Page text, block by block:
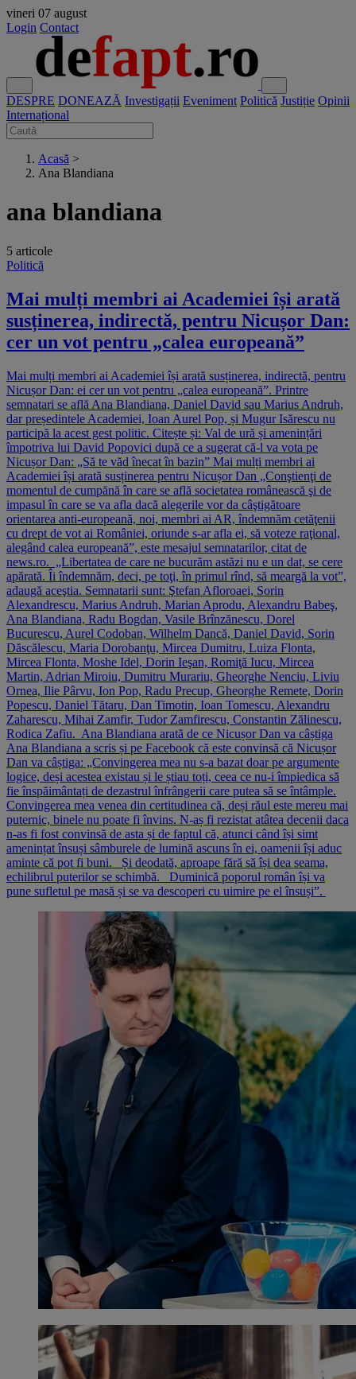
vineri 07 august
Login Contact
DESPRE DONEAZĂ Investigații Eveniment Politică Justiție Opinii
Internațional
Acasă >
Ana Blandiana
ana blandiana
5 articole
Politică
Mai mulți membri ai Academiei își arată
susținerea, indirectă, pentru Nicușor Dan:
cer un vot pentru „calea europeană”
Mai mulți membri ai Academiei își arată susținerea, indirectă, pentru
Nicușor Dan: ei cer un vot pentru „calea europeană”. Printre
semnatari se află Ana Blandiana, Daniel David sau Marius Andruh,
dar președintele Academiei, Ioan Aurel Pop, și Mugur Isărescu nu
participă la acest gest politic. Citește și: Val de ură și amenințări
împotriva lui David Popovici după ce a sugerat că-l va vota pe
Nicușor Dan: „Să te văd înecat în bazin” Mai mulți membri ai
Academiei își arată susținerea pentru Nicușor Dan „Conştienţi de
momentul de cumpănă în care se află societatea românească şi de
impasul în care se va afla dacă alegerile vor da câştigătoare
orientarea anti-europeană, noi, membri ai AR, îndemnăm cetăţenii
cu drept de vot ai României, oriunde s-ar afla ei, să voteze raţional,
alegând calea europeană”, este mesajul semnatarilor, citat de
news.ro. „Libertatea de care ne bucurăm astăzi nu e un dat, se cere
apărată. Îi îndemnăm, deci, pe toţi, în primul rînd, să meargă la vot”,
adaugă aceştia. Semnatarii sunt: Ştefan Afloroaei, Sorin
Alexandrescu, Marius Andruh, Marian Aprodu, Alexandru Babeş,
Ana Blandiana, Radu Bogdan, Vasile Brînzănescu, Dorel
Bucurescu, Aurel Codoban, Wilhelm Dancă, Daniel David, Sorin
Dăscălescu, Maria Dorobanţu, Mircea Dumitru, Luiza Flonta,
Mircea Flonta, Moshe Idel, Dorin Ieşan, Romiţă Iucu, Mircea
Martin, Adrian Miroiu, Dumitru Murariu, Gheorghe Nenciu, Liviu
Ornea, Ilie Pârvu, Ion Pop, Radu Precup, Gheorghe Remete, Dorin
Popescu, Daniel Tătaru, Dan Timotin, Ioan Tomescu, Alexandru
Zaharescu, Mihai Zamfir, Tudor Zamfirescu, Constantin Zălinescu,
Rodica Zafiu. Ana Blandiana arată de ce Nicușor Dan va câștiga
Ana Blandiana a scris și pe Facebook că este convinsă că Nicușor
Dan va câștiga: „Convingerea mea nu s-a bazat doar pe argumente
logice, deși acestea existau și le știau toți, ceea ce nu-i împiedica să
fie înspăimântați de dezastrul înfrângerii care putea să se întâmple.
Convingerea mea venea din certitudinea că, deși răul este mereu mai
puternic, binele nu poate fi învins. N-aș fi rezistat atâtea decenii daca
n-as fi fost convinsă de asta și de faptul că, atunci când își simt
amenințat însuși sâmburele de lumină ascuns în ei, oamenii își aduc
aminte că pot fi buni. Și deodată, aproape fără să își dea seama,
echilibrul puterilor se schimbă. Duminică poporul român își va
pune sufletul pe masă și se va descoperi cu uimire pe el însuși”.